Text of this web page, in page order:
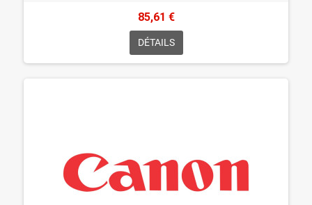
85,61 €
DÉTAILS